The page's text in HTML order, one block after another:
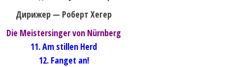
Дирижер — Роберт Хегер
Die Meistersinger von Nürnberg
11. Am stillen Herd
12. Fanget an!